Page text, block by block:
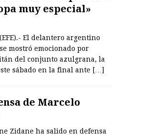
muy especial»
El delantero argentino
mostró emocionado por
del conjunto azulgrana, la
sábado en la final ante […]
de Marcelo
Zidane ha salido en defensa